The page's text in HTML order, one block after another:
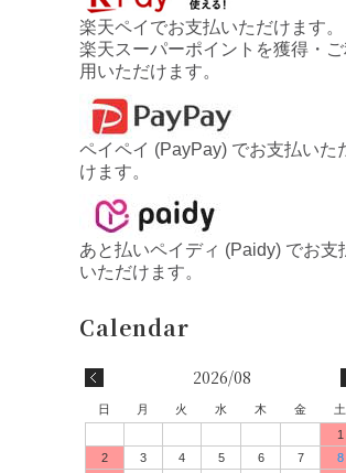
楽天ペイでお支払いただけます。
楽天スーパーポイントを獲得・ご
用いただけます。
ペイペイ (PayPay) でお支払いた
けます。
あと払いペイディ (Paidy) でお支
いただけます。
2026/08
日 月 火 水 木 金
土
1
2
3 4 5 6 7
8